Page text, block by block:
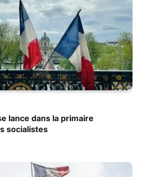
lance dans la primaire
socialistes